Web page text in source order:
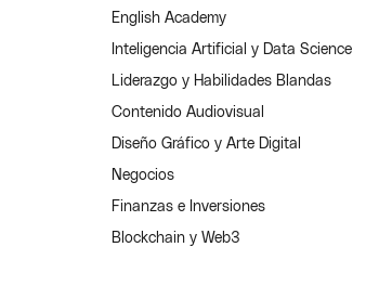
English Academy
Inteligencia Artificial y Data Science
Liderazgo y Habilidades Blandas
Contenido Audiovisual
Diseño Gráfico y Arte Digital
Negocios
Finanzas e Inversiones
Blockchain y Web3